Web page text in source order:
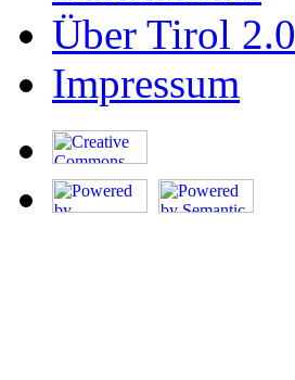
Über Tirol 2.0
Impressum